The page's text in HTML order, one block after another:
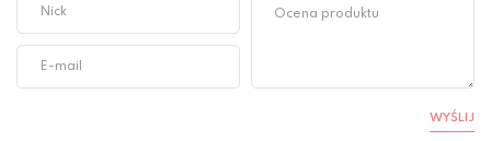
WYŚLIJ